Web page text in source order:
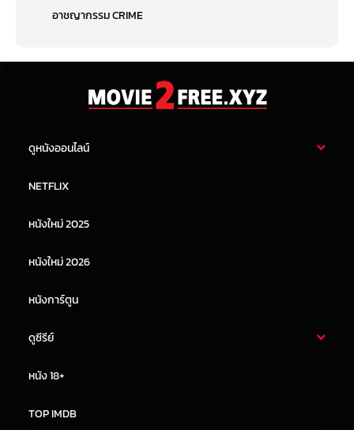
อาชญากรรม CRIME
ดูหนังออนไลน์
หนังจีน
NETFLIX
หนังใหม่ 2025
หนังใหม่ 2026
หนังการ์ตูน
ดูซีรีย์
หนัง 18+
TOP IMDB